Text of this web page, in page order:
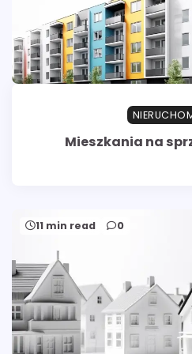
Mieszkania na
11 min read 0